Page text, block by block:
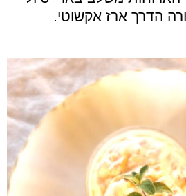
הדרך ארז אקשוטי.